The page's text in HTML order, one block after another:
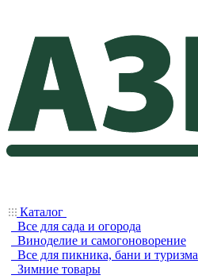
Каталог
Все для сада и огорода
Виноделие и самогоноворение
Все для пикника, бани и туризма
Зимние товары